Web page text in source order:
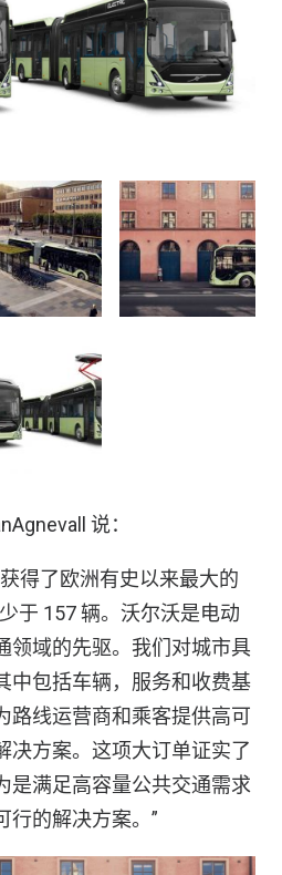
说：
得了欧洲有史以来最大的
于 157 辆。沃尔沃是电动
领域的先驱。我们对城市具
中包括车辆，服务和收费基
路线运营商和乘客提供高可
决方案。这项大订单证实了
是满足高容量公共交通需求
行的解决方案。”